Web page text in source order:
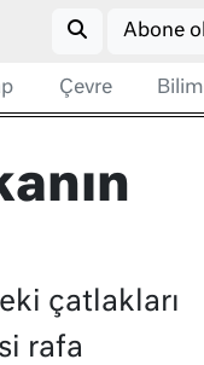
Abone ol
Çevre Bilim
çatlakları
rafa